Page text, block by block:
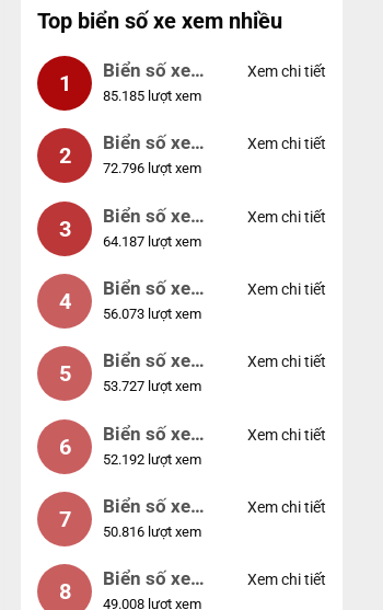
Top biển số xe xem nhiều
1
Biển số xe
99999
85.185 lượt xem
Xem chi tiết
2
Biển số xe
04953
72.796 lượt xem
Xem chi tiết
3
Biển số xe
88888
64.187 lượt xem
Xem chi tiết
4
Biển số xe
12345
56.073 lượt xem
Xem chi tiết
5
Biển số xe
66666
53.727 lượt xem
Xem chi tiết
6
Biển số xe
11111
52.192 lượt xem
Xem chi tiết
7
Biển số xe
44444
50.816 lượt xem
Xem chi tiết
8
Biển số xe
49.008 lượt xem
Xem chi tiết